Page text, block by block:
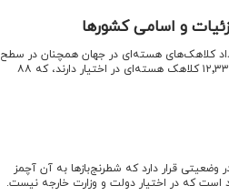
کلاهک‌های هسته‌ای در جهان همچنان در سطح
بالایی باقی مانده است. تا آغاز سال ۲۰۲۵، ۹ کشور در مجموع حدود ۱۲٬۳۳۱ کلاهک هسته‌ای در اختیار دارند، که ۸۸
قرار دارد که شطرنج‌بازها به آن آچمز
است که در اختیار دولت و وزارت خارجه نیست.